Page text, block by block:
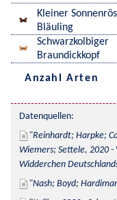
Kleiner
Bläuling
Schwarzkolbiger
Braundickkopf
Anzahl Arten
Datenquellen:
Reinhardt; Harpke;
Wiemers; Settele, 2020
Widderchen
Nash; Boyd;